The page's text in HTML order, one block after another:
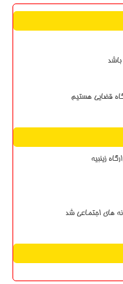
قضایی هستیم
های اجتماعی شد